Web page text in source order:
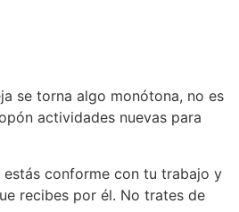
se torna algo monótona, no es
actividades nuevas para
estás conforme con tu trabajo y
recibes por él. No trates de